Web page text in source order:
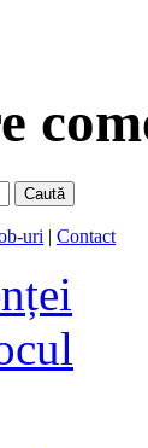
Caută
uri | Contact